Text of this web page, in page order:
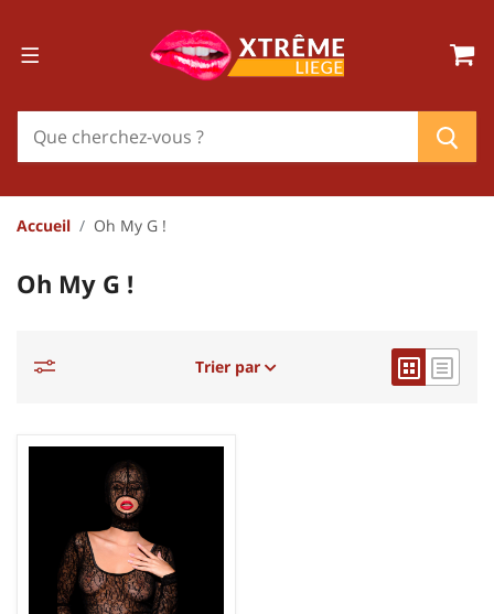
Accueil Oh My G !
Oh My G !
Trier par